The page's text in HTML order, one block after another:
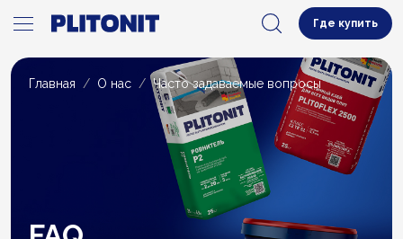
Где купить
Главная О нас Часто задаваемые вопросы